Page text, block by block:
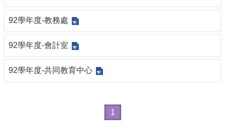
92學年度-教務處
92學年度-會計室
92學年度-共同教育中心
1